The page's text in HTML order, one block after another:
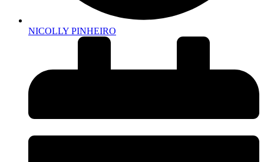
NICOLLY PINHEIRO